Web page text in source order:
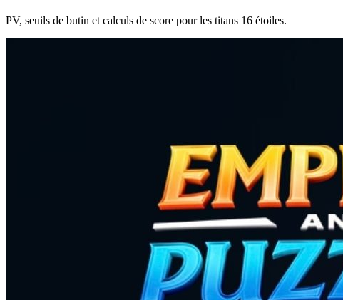
PV, seuils de butin et calculs de score pour les titans 16 étoiles.